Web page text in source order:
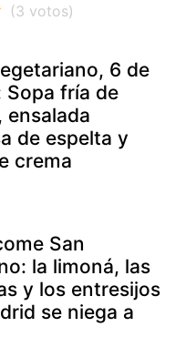
6 de
Sopa fría de
ensalada
de espelta y
crema
San
la limoná, las
y los entresijos
se niega a